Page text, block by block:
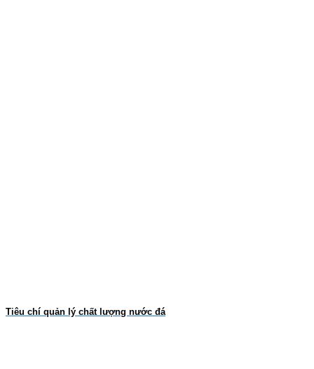
Tiêu chí quản lý chất lượng nước đá